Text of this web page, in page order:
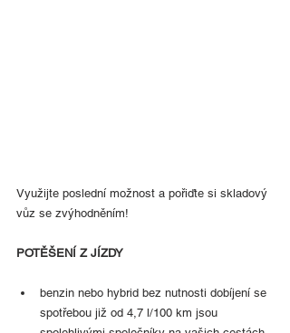
Využijte poslední možnost a pořiďte si skladový
vůz se zvýhodněním!
POTĚŠENÍ Z JÍZDY
benzin nebo hybrid bez nutnosti dobíjení se
spotřebou již od 4,7 l/100 km jsou